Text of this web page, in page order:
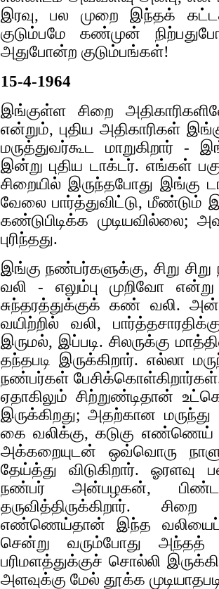
இரவு, பல முறை இந்தக்
குடும்பமே கண்முன்
அதுபோன்ற குடும்பங்கள்!
15-4-1964
இங்குள்ள சிறை
என்றும், புதிய அதிகாரிகள்
மருத்துவர்கூட மாறுகிறார் -
இன்று புதிய டாக்டர். எங்கள்
சிறையில் இருந்தபோது இங்கு
வேலை பார்த்துவிட்டு, மீண்டும்
கண்டுபிடிக்க முடியவில்லை;
புரிந்தது.
இங்கு நண்பர்களுக்கு, சிறு
வலி - எலும்பு முறிவோ
சுந்தரத்துக்குக் கண் வலி.
வயிற்றில் வலி,
இருமல், இப்படி. சிலருக்கு
தந்தபடி இருக்கிறார். எல்லா
நண்பர்கள் பேசிக்கொள்கிறார்கள்.
ஏதாகிலும் சிற்றுண்டிதான்
இருக்கிறது; அதற்கான
கை வலிக்கு, கடுகு எண்ணெய்
அக்கறையுடன் ஒவ்வொரு
தேய்த்து விடுகிறார். ஓரளவு
நண்பர் அன்பழகன்,
தருவித்திருக்கிறார்.
எண்ணெய்தான் இந்த வலியைப்
சென்று வரும்போது அந்தத்
பரிமளத்துக்குச் சொல்லி
அளவுக்கு மேல் தூக்க